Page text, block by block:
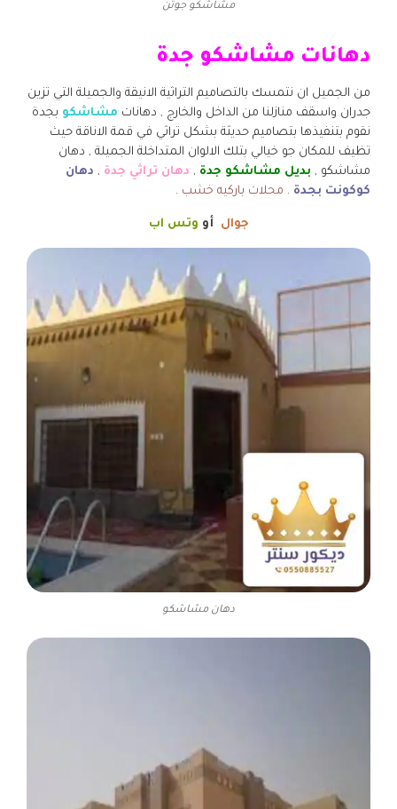
مشاشكو جوتن
دهانات مشاشكو جدة
من الجميل ان نتمسك بالتصاميم التراثية الانيقة والجميلة التي تزين
جدران واسقف منازلنا من الداخل والخارج , دهانات مشاشكو بجدة
نقوم بتنفيذها بتصاميم حديثة بشكل تراثي في قمة الاناقة حيث
تظيف للمكان جو خيالي بتلك الالوان المتداخلة الجميلة , دهان
مشاشكو , بديل مشاشكو جدة , دهان تراثي جدة , دهان
كوكونت بجدة . محلات باركيه خشب .
جوال أو وتس اب
دهان مشاشكو